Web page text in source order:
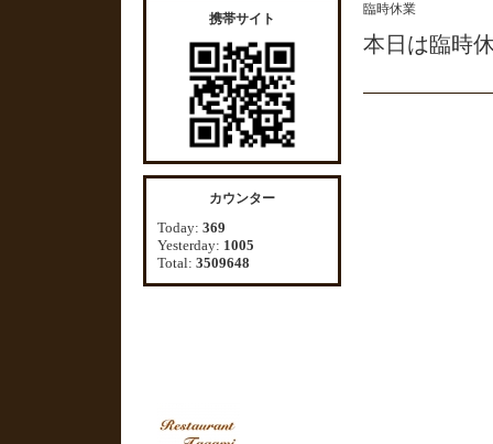
臨時休業
本日は臨時
携帯サイト
カウンター
Today: 369
Yesterday: 1005
Total: 3509648